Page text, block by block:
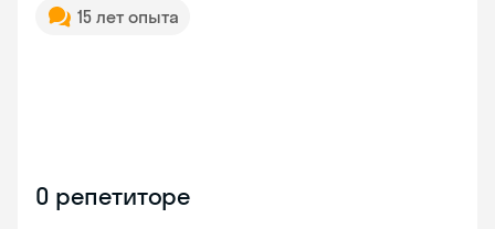
15 лет опыта
О репетиторе